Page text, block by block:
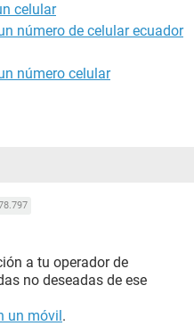
celular
número de celular ecuador
número celular
a tu operador de
no deseadas de ese
un móvil .